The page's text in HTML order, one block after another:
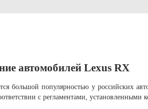
автомобилей Lexus RX
большой популярностью у российских
с регламентами, установленными